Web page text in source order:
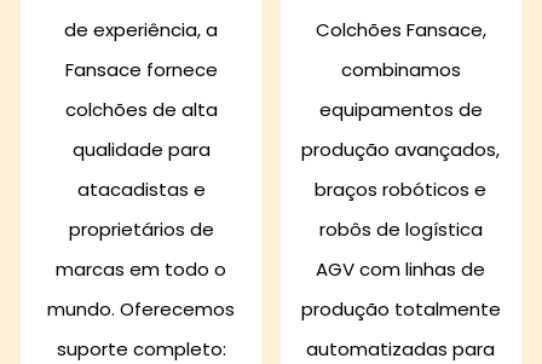
de experiência, a
Fansace fornece
colchões de alta
qualidade para
atacadistas e
proprietários de
marcas em todo o
mundo. Oferecemos
suporte completo:
Colchões Fansace,
combinamos
equipamentos de
produção avançados,
braços robóticos e
robôs de logística
AGV com linhas de
produção totalmente
automatizadas para